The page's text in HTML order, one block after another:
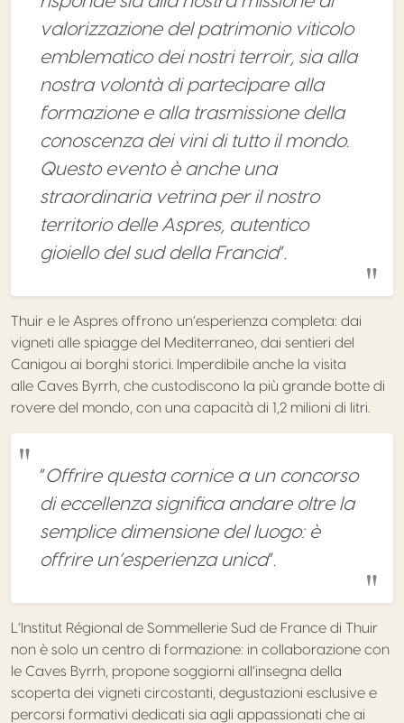
valorizzazione del patrimonio viticolo
emblematico dei nostri terroir, sia alla
nostra volontà di partecipare alla
formazione e alla trasmissione della
conoscenza dei vini di tutto il mondo.
Questo evento è anche una
straordinaria vetrina per il nostro
territorio delle Aspres, autentico
gioiello del sud della Francia”.
Thuir e le Aspres offrono un’esperienza completa: dai
vigneti alle spiagge del Mediterraneo, dai sentieri del
Canigou ai borghi storici. Imperdibile anche la visita
alle Caves Byrrh, che custodiscono la più grande botte di
rovere del mondo, con una capacità di 1,2 milioni di litri.
“Offrire questa cornice a un concorso
di eccellenza significa andare oltre la
semplice dimensione del luogo: è
offrire un’esperienza unica”.
L’Institut Régional de Sommellerie Sud de France di Thuir
non è solo un centro di formazione: in collaborazione con
le Caves Byrrh, propone soggiorni all’insegna della
scoperta dei vigneti circostanti, degustazioni esclusive e
percorsi formativi dedicati sia agli appassionati che ai